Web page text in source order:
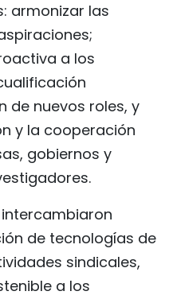
armonizar las
a los
de nuevos roles, y
y la cooperación
gobiernos y
de tecnologías de
sindicales,
a los